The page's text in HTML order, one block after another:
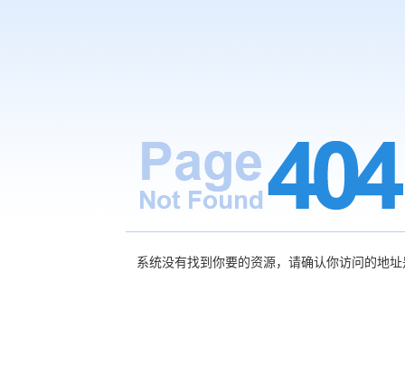
系统没有找到你要的资源，请确认你访问的地